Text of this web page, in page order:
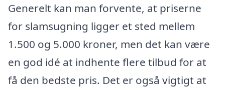
Generelt kan man forvente, at priserne
for slamsugning ligger et sted mellem
1.500 og 5.000 kroner, men det kan være
en god idé at indhente flere tilbud for at
få den bedste pris. Det er også vigtigt at